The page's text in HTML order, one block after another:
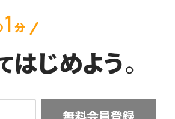
南ヨ
ポイント
西ヨ
西ヨー